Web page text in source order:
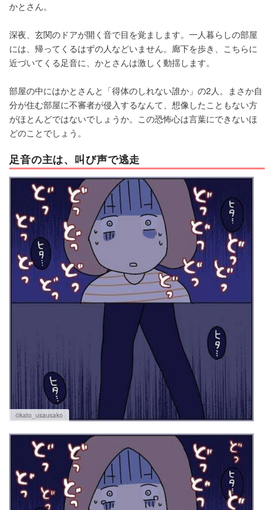
かとさん。
深夜、玄関のドアが開く音で目を覚まします。一人暮らしの部屋
には、帰ってくるはずの人などいません。廊下を歩き、こちらに
近づいてくる足音に、かとさんは激しく動揺します。
部屋の中にはかとさんと「得体のしれない誰か」の2人。まさか自
分が住む部屋に不審者が侵入するなんて、想像したこともない方
がほとんどではないでしょうか。この恐怖心は言葉にできないほ
どのことでしょう。
足音の主は、叫び声で逃走
©kato_usausako